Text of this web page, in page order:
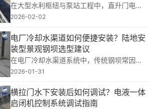
在大型水利枢纽与泵站工程中，直升门电液
一体启闭机的可靠性直接决定闸门启闭效率
与运行安全。我多年**金属结构设计与现场
安装，参与多个重大项目，深知：现场交底
···
2026-02-02
电厂冷却水渠道如何便捷安装？陆地安
装型景观钢坝选型建议
在电厂冷却水渠道系统中，传统钢坝常因现
场吊装困难、基础预埋复杂而延误工期。基
于我多年水利工程金属结构设计与现场安装
经验，陆地安装型景观钢坝正成为解决此类
难题的···
2026-01-31
横拉门水下安装后如何调试？电液一体
启闭机控制系统调试指南